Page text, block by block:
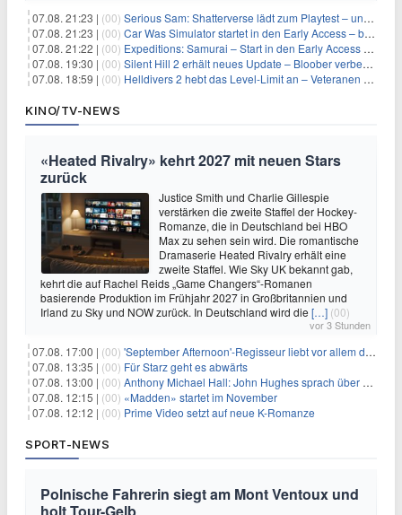
07.08. 21:23 | (00) Serious Sam: Shatterverse lädt zum Playtest – und erscheint schon bald!
07.08. 21:23 | (00) Car Was Simulator startet in den Early Access – bald gehts los!
07.08. 21:22 | (00) Expeditions: Samurai – Start in den Early Access ab heute im feudalen Japan
07.08. 19:30 | (00) Silent Hill 2 erhält neues Update – Bloober verbessert Grafik und Performance
07.08. 18:59 | (00) Helldivers 2 hebt das Level-Limit an – Veteranen können endlich weiter aufsteigen
KINO/TV-NEWS
«Heated Rivalry» kehrt 2027 mit neuen Stars
zurück
Justice Smith und Charlie Gillespie
verstärken die zweite Staffel der Hockey-
Romanze, die in Deutschland bei HBO
Max zu sehen sein wird. Die romantische
Dramaserie Heated Rivalry erhält eine
zweite Staffel. Wie Sky UK bekannt gab,
kehrt die auf Rachel Reids „Game Changers“-Romanen
basierende Produktion im Frühjahr 2027 in Großbritannien und
Irland zu Sky und NOW zurück. In Deutschland wird die […] (00)
vor 3 Stunden
07.08. 17:00 | (00) 'September Afternoon'-Regisseur liebt vor allem die 'Banalität' in seinen Filmen
07.08. 13:35 | (00) Für Starz geht es abwärts
07.08. 13:00 | (00) Anthony Michael Hall: John Hughes sprach über eine Fortsetzung von 'The Breakfast Club'
07.08. 12:15 | (00) «Madden» startet im November
07.08. 12:12 | (00) Prime Video setzt auf neue K-Romanze
SPORT-NEWS
Polnische Fahrerin siegt am Mont Ventoux und